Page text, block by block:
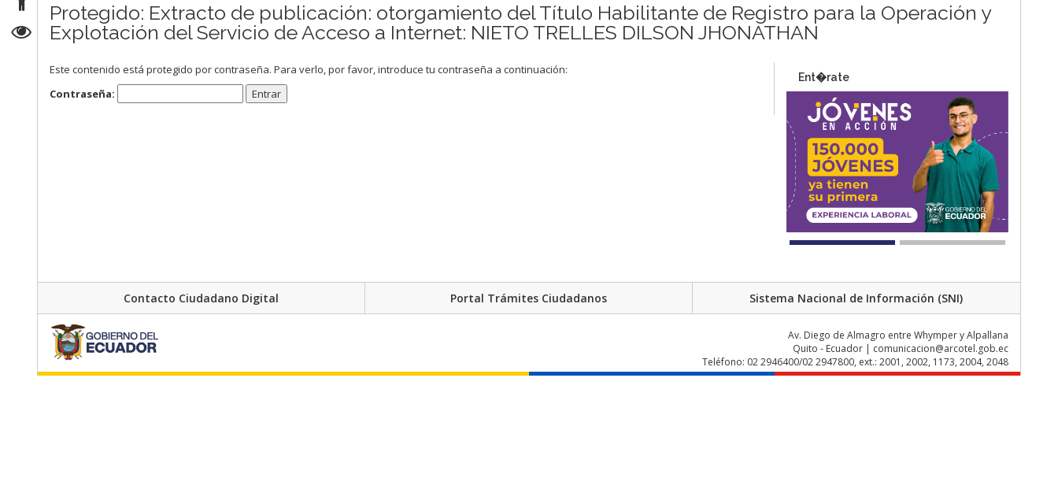
Protegido: Extracto de publicación: otorgamiento del Título Habilitante de Registro para la Operación y
Explotación del Servicio de Acceso a Internet: NIETO TRELLES DILSON JHONATHAN
Este contenido está protegido por contraseña. Para verlo, por favor, introduce tu contraseña a continuación:
Contraseña:
Ent�rate
Contacto Ciudadano Digital Portal Trámites Ciudadanos Sistema Nacional de Información (SNI)
Av. Diego de Almagro entre Whymper y Alpallana
Quito - Ecuador | comunicacion@arcotel.gob.ec
Teléfono: 02 2946400/02 2947800, ext.: 2001, 2002, 1173, 2004, 2048